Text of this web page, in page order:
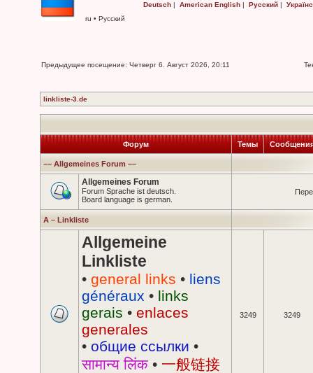
ru • Русский
Deutsch | American English | Русский |
Предыдущее посещение: Четверг 6. Август 2026, 20:11
linkliste-3.de
Форум Темы
–– Allgemeines Forum ––
Allgemeines Forum
Forum Sprache ist deutsch.
Board language is german.
A – Linkliste
Allgemeine
Linkliste
• general links • liens
généraux • links
gerais • enlaces
generales
• общие ссылки •
सामान्य लिंक • 一般链接
3249 3249